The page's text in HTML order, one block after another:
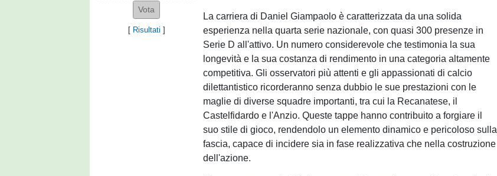
[ Risultati ]
La carriera di Daniel Giampaolo è caratterizzata da una solida
esperienza nella quarta serie nazionale, con quasi 300 presenze in
Serie D all'attivo. Un numero considerevole che testimonia la sua
longevità e la sua costanza di rendimento in una categoria altamente
competitiva. Gli osservatori più attenti e gli appassionati di calcio
dilettantistico ricorderanno senza dubbio le sue prestazioni con le
maglie di diverse squadre importanti, tra cui la Recanatese, il
Castelfidardo e l'Anzio. Queste tappe hanno contribuito a forgiare il
suo stile di gioco, rendendolo un elemento dinamico e pericoloso sulla
fascia, capace di incidere sia in fase realizzativa che nella costruzione
dell'azione.